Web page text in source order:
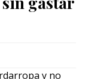
y no